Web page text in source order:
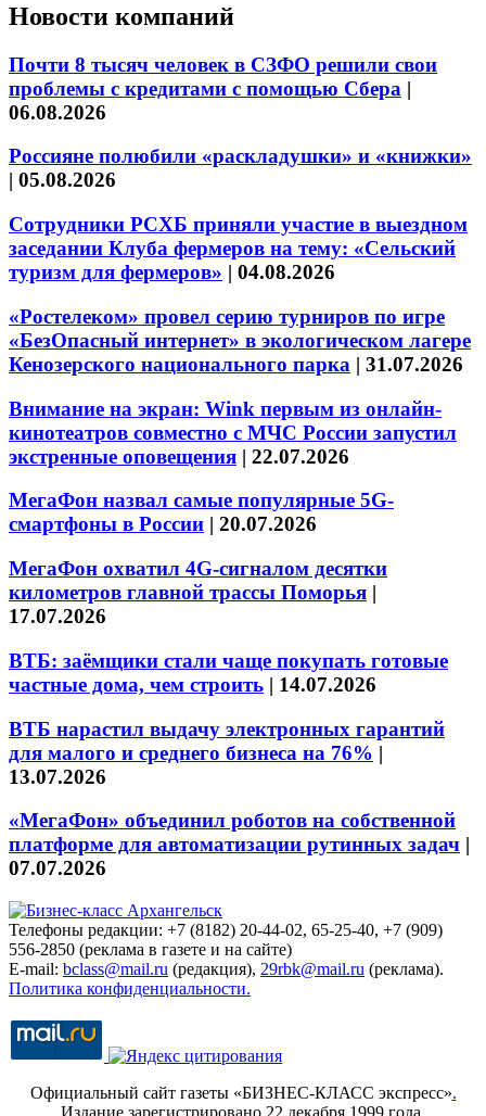
Новости компаний
Почти 8 тысяч человек в СЗФО решили свои
проблемы с кредитами с помощью Сбера |
06.08.2026
Россияне полюбили «раскладушки» и «книжки»
| 05.08.2026
Сотрудники РСХБ приняли участие в выездном
заседании Клуба фермеров на тему: «Сельский
туризм для фермеров» | 04.08.2026
«Ростелеком» провел серию турниров по игре
«БезОпасный интернет» в экологическом лагере
Кенозерского национального парка | 31.07.2026
Внимание на экран: Wink первым из онлайн-
кинотеатров совместно с МЧС России запустил
экстренные оповещения | 22.07.2026
МегаФон назвал самые популярные 5G-
смартфоны в России | 20.07.2026
МегаФон охватил 4G-сигналом десятки
километров главной трассы Поморья |
17.07.2026
ВТБ: заёмщики стали чаще покупать готовые
частные дома, чем строить | 14.07.2026
ВТБ нарастил выдачу электронных гарантий
для малого и среднего бизнеса на 76% |
13.07.2026
«МегаФон» объединил роботов на собственной
платформе для автоматизации рутинных задач |
07.07.2026
Телефоны редакции: +7 (8182) 20-44-02, 65-25-40, +7 (909)
556-2850 (реклама в газете и на сайте)
E-mail: bclass@mail.ru (редакция), 29rbk@mail.ru (реклама).
Политика конфиденциальности.
Официальный сайт газеты «БИЗНЕС-КЛАСС экспресс».
Издание зарегистрировано 22 декабря 1999 года.